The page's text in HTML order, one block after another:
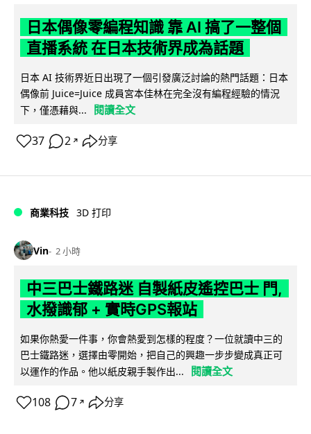
日本偶像零編程知識 靠 AI 搞了一整個
直播系統 在日本技術界成為話題
日本 AI 技術界近日出現了一個引發廣泛討論的熱門話題：日本
偶像前 Juice=Juice 成員宮本佳林在完全沒有編程經驗的情況
下，僅憑藉與...
閱讀全文
37 2 ↗ 分享
商業科技 3D 打印
Vin 2 小時
中三巴士鐵路迷 自製紙皮遙控巴士 門,
水撥識郁 + 實時GPS報站
如果你熱愛一件事，你會熱愛到怎樣的程度？一位就讀中三的
巴士鐵路迷，選擇由零開始，把自己的興趣一步步變成真正可
以運作的作品。他以紙皮親手製作出...
閱讀全文
108 7 ↗ 分享